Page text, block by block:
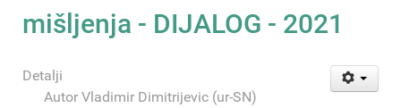
mišljenja - DIJALOG - 2021
Detalji
Autor Vladimir Dimitrijevic (ur-SN)